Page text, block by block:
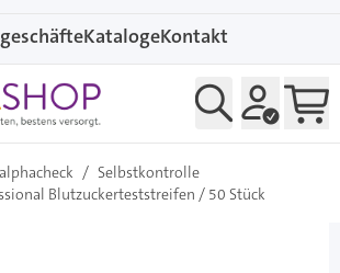
KatalogeKontakt
alphacheck / Selbstkontrolle
Blutzuckerteststreifen / 50 Stück